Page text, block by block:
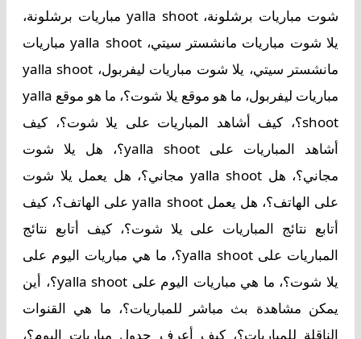
شوت مباريات برشلونة، yalla shoot مباريات برشلونة،
يلا شوت مباريات مانشستر سيتي، yalla shoot مباريات
مانشستر سيتي، يلا شوت مباريات ليفربول، yalla shoot
مباريات ليفربول، ما هو موقع يلا شوت؟، ما هو موقع yalla
shoot؟، كيف أشاهد المباريات على يلا شوت؟، كيف
أشاهد المباريات على yalla shoot؟، هل يلا شوت
مجاني؟، هل yalla shoot مجاني؟، هل يعمل يلا شوت
على الهاتف؟، هل يعمل yalla shoot على الهاتف؟، كيف
أتابع نتائج المباريات على يلا شوت؟، كيف أتابع نتائج
المباريات على yalla shoot؟، ما هي مباريات اليوم على
يلا شوت؟، ما هي مباريات اليوم على yalla shoot؟، أين
يمكن مشاهدة بث مباشر للمباريات؟، ما هي القنوات
الناقلة للمباريات؟، كيف أعرف جدول مباريات اليوم؟،